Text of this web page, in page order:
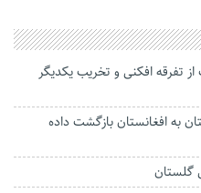
تفرقه افکنی و تخریب یکدیگر
گلستان به افغانستان بازگشت داده
گلستان